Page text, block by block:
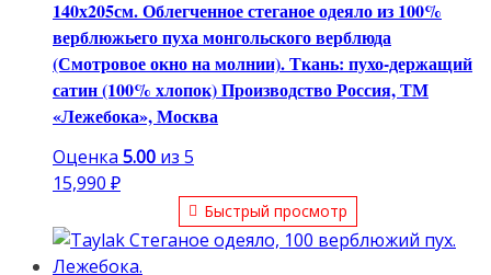
140х205см. Облегченное стеганое одеяло из 100%
верблюжьего пуха монгольского верблюда
(Смотровое окно на молнии). Ткань: пухо-держащий
сатин (100% хлопок) Производство Россия, ТМ
«Лежебока», Москва
Оценка 5.00 из 5
15,990 ₽
Быстрый просмотр